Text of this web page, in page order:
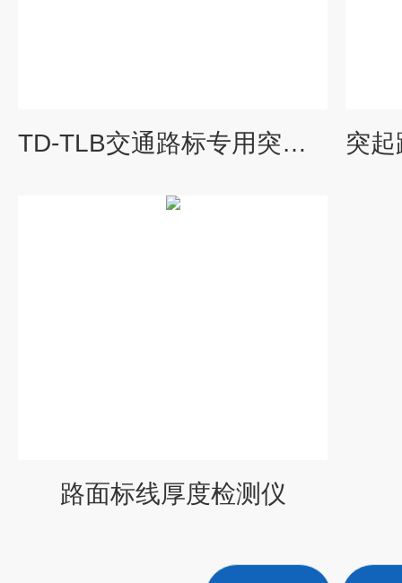
TD-TLB交通路标专用突起路标耐磨损性能测定仪
路面标线厚度检测仪